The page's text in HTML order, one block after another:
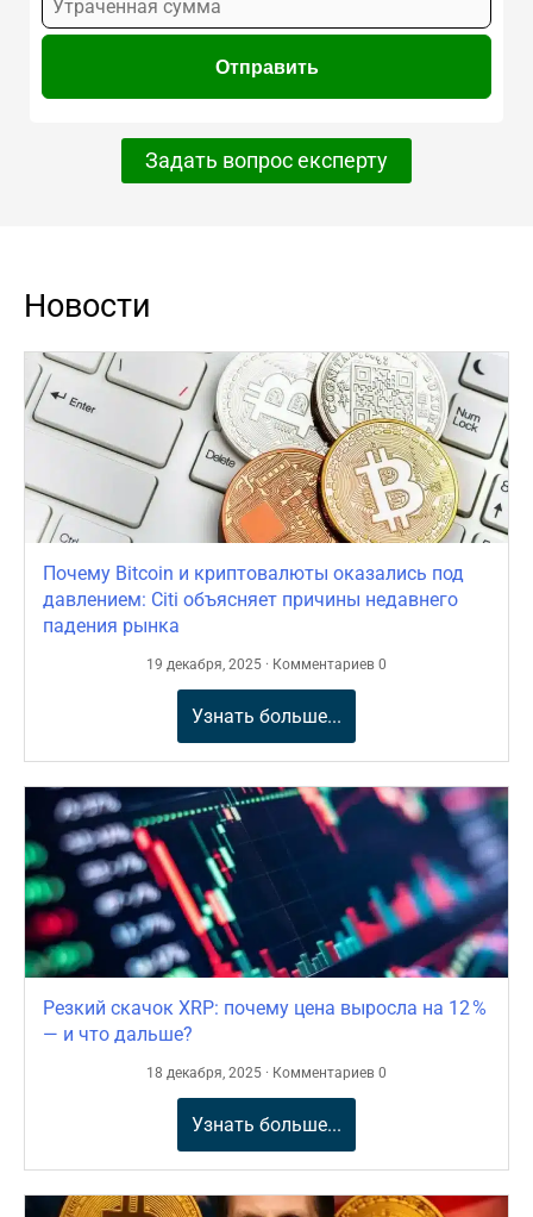
Задать вопрос експерту
Новости
Почему Bitcoin и криптовалюты оказались под
давлением: Citi объясняет причины недавнего
падения рынка
19 декабря, 2025 · Комментариев 0
Узнать больше...
Резкий скачок XRP: почему цена выросла на 12 %
— и что дальше?
18 декабря, 2025 · Комментариев 0
Узнать больше...